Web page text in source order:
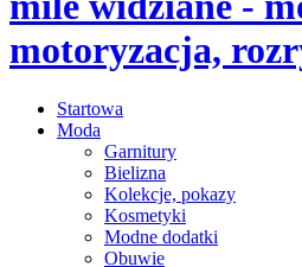
Startowa
Moda
Garnitury
Bielizna
Kolekcje, pokazy
Kosmetyki
Modne dodatki
Obuwie